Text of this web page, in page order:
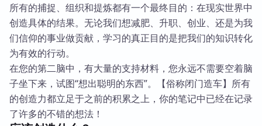
所有的捕捉、组织和提炼都有一个最终目的：在现实世界中
创造具体的结果。无论我们想减肥、升职、创业、还是为我
们信仰的事业做贡献，学习的真正目的是把我们的知识转化
为有效的行动。
在您的第二脑中，有大量的支持材料，您永远不需要空着脑
子坐下来，试图“想出聪明的东西”。【俗称闭门造车】所有
的创造力都立足于之前的积累之上，你的笔记中已经在记录
了许多的不错的想法！